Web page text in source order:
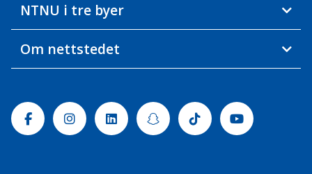
NTNU i tre byer
Om nettstedet
FacebookInstagramLinkedinSnapchatTiktok Youtube